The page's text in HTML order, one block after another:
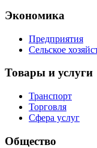
Экономика
Предприятия
Сельское
Товары и услуги
Транспорт
Торговля
Сфера услуг
Общество